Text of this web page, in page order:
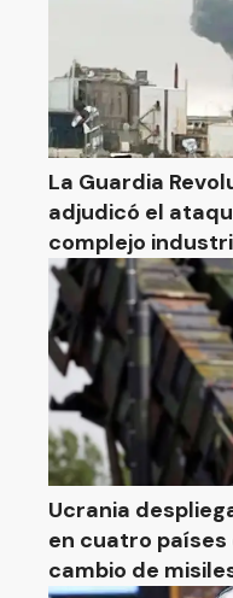
La Guardia
adjudicó el
complejo
Ucrania
en cuatro países
cambio de